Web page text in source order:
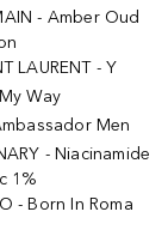
- Amber Oud
LAURENT - Y
Way
Men
- Niacinamide
1%
- Born In Roma